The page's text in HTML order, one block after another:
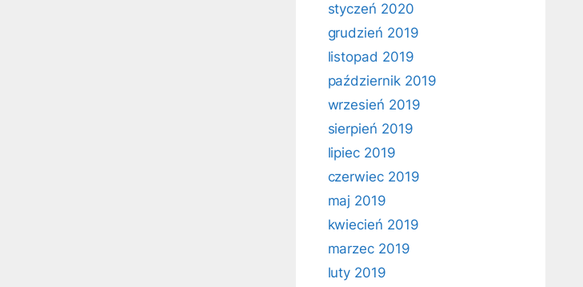
styczeń 2020
grudzień 2019
listopad 2019
październik 2019
wrzesień 2019
sierpień 2019
lipiec 2019
czerwiec 2019
maj 2019
kwiecień 2019
marzec 2019
luty 2019